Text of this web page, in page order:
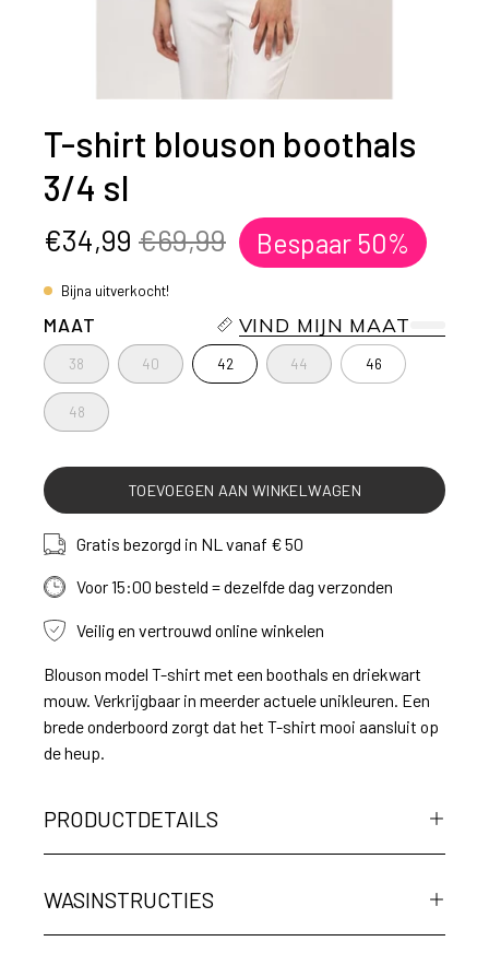
T-shirt blouson boothals
3/4 sl
€34,99 €69,99 Bespaar 50%
Bijna uitverkocht!
MAAT VIND MIJN MAAT
38 40 42 44 46
48
TOEVOEGEN AAN WINKELWAGEN
Gratis bezorgd in NL vanaf € 50
Voor 15:00 besteld = dezelfde dag verzonden
Veilig en vertrouwd online winkelen
Blouson model T-shirt met een boothals en driekwart
mouw. Verkrijgbaar in meerder actuele unikleuren. Een
brede onderboord zorgt dat het T-shirt mooi aansluit op
de heup.
PRODUCTDETAILS
WASINSTRUCTIES